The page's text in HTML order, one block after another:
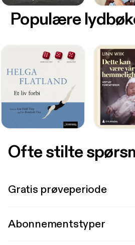
Populære
Ofte stilte
Gratis prøveperiode
Abonnementstyper